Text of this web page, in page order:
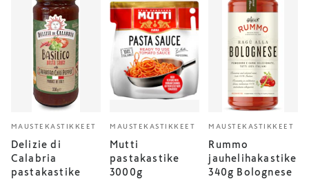
MAUSTEKASTIKKEET
Delizie di
Calabria
pastakastike
MAUSTEKASTIKKEET
Mutti
pastakastike
3000g
MAUSTEKASTIKKEET
Rummo
jauhelihakastike
340g Bolognese